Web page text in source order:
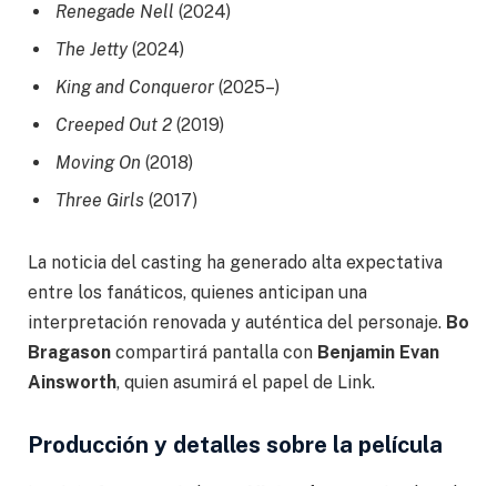
Renegade Nell (2024)
The Jetty(2024)
King and Conqueror (2025–)
Creeped Out 2 (2019)
Moving On (2018)
Three Girls (2017)
La noticia del casting ha generado alta expectativa
entre los fanáticos, quienes anticipan una
interpretación renovada y auténtica del personaje. Bo
Bragason compartirá pantalla con Benjamin Evan
Ainsworth, quien asumirá el papel de Link.
Producción y detalles sobre la película